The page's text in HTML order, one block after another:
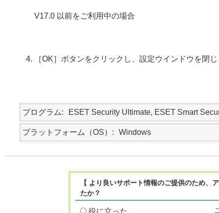
V17.0 以前をご利用中の場合
［OK］ボタンをクリックし、設定ウインドウを閉
プログラム ESET Security Ultimate, ESET Smart
プラットフォーム（OS） Windows
【 より良いサポート情報のご提供のため
たか？
役に立った